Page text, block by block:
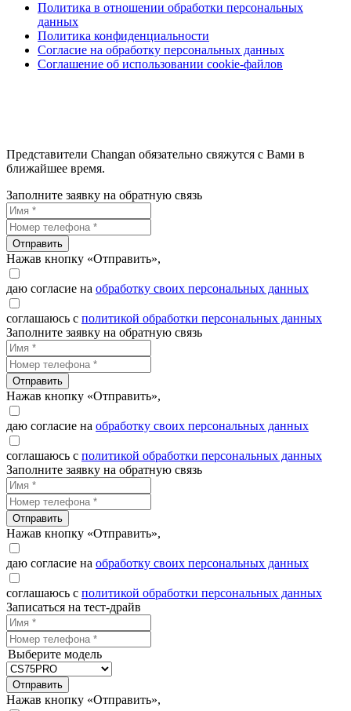
Политика в отношении обработки персональных
данных
Политика конфиденциальности
Согласие на обработку персональных данных
Соглашение об использовании cookie-файлов
Представители Changan обязательно свяжутся с Вами в
ближайшее время.
Заполните заявку на обратную связь
Отправить
Нажав кнопку «Отправить»,
даю согласие на обработку своих персональных данных
соглашаюсь с политикой обработки персональных данных
Заполните заявку на обратную связь
Отправить
Нажав кнопку «Отправить»,
даю согласие на обработку своих персональных данных
соглашаюсь с политикой обработки персональных данных
Заполните заявку на обратную связь
Отправить
Нажав кнопку «Отправить»,
даю согласие на обработку своих персональных данных
соглашаюсь с политикой обработки персональных данных
Записаться на тест-драйв
Выберите модель
Отправить
Нажав кнопку «Отправить»,